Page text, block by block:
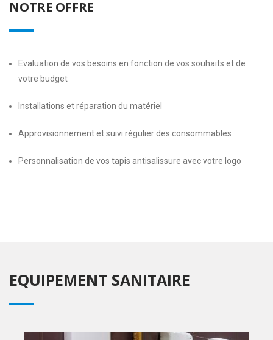
NOTRE OFFRE
Evaluation de vos besoins en fonction de vos souhaits et de
votre budget
Installations et réparation du matériel
Approvisionnement et suivi régulier des consommables
Personnalisation de vos tapis antisalissure avec votre logo
EQUIPEMENT SANITAIRE